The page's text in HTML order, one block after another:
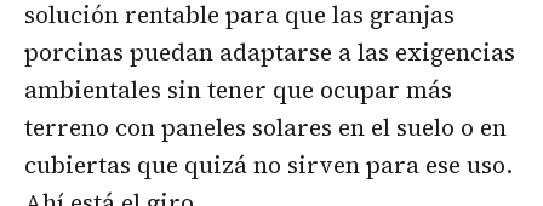
solución rentable para que las granjas
porcinas puedan adaptarse a las exigencias
ambientales sin tener que ocupar más
terreno con paneles solares en el suelo o en
cubiertas que quizá no sirven para ese uso.